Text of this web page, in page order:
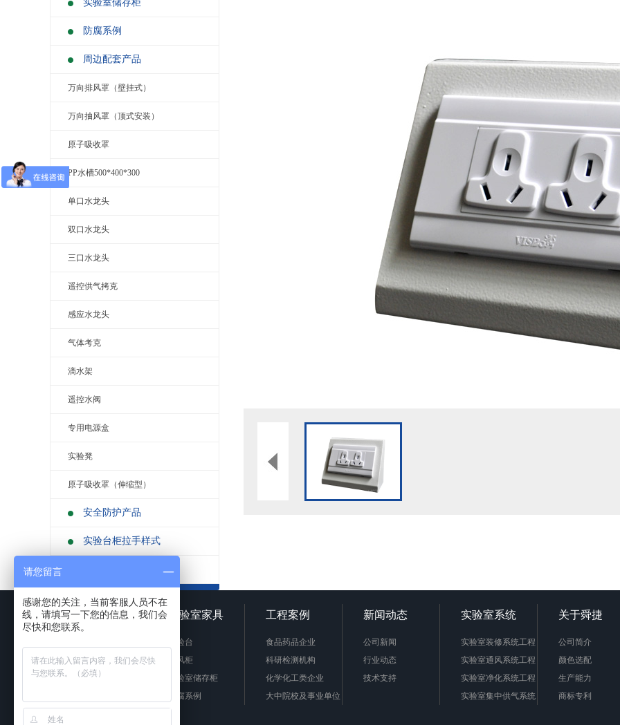
实验室储存柜
防腐系例
周边配套产品
万向排风罩（壁挂式）
万向抽风罩（顶式安装）
原子吸收罩
PP水槽500*400*300
单口水龙头
双口水龙头
三口水龙头
遥控供气拷克
感应水龙头
气体考克
滴水架
遥控水阀
专用电源盒
实验凳
原子吸收罩（伸缩型）
安全防护产品
实验台柜拉手样式
网站首页 实验室家具
实验台
通风柜
实验室储存柜
防腐系例
工程案例
食品药品企业
科研检测机构
化学化工类企业
大中院校及事业单位
新闻动态
公司新闻
行业动态
技术支持
实验室系统
实验室装修系统工程
实验室通风系统工程
实验室净化系统工程
实验室集中供气系统
关于舜捷
公司简介
颜色选配
生产能力
商标专利
请您留言
感谢您的关注，当前客服人员不在
线，请填写一下您的信息，我们会
尽快和您联系。